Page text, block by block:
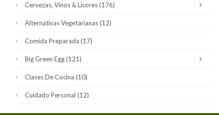
Cervezas, Vinos & Licores(176)
Alternativas Vegetarianas(12)
Comida Preparada (17)
Big Green Egg(121)
Clases De Cocina (10)
Cuidado Personal (12)